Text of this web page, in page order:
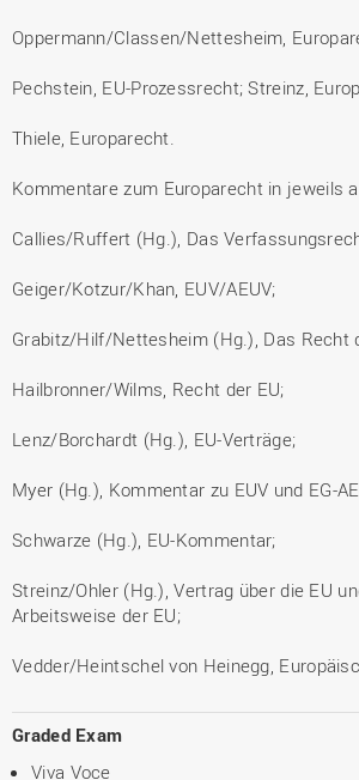
Oppermann/Classen/Nettesheim,
Pechstein, EU-Prozessrecht; Streinz,
Thiele, Europarecht.
Kommentare zum Europarecht in jeweils
Callies/Ruffert (Hg.), Das
Geiger/Kotzur/Khan, EUV/AEUV;
Grabitz/Hilf/Nettesheim (Hg.), Das Recht
Hailbronner/Wilms, Recht der EU;
Lenz/Borchardt (Hg.), EU-Verträge;
Myer (Hg.), Kommentar zu EUV und EG-
Schwarze (Hg.), EU-Kommentar;
Streinz/Ohler (Hg.), Vertrag über die EU
Arbeitsweise der EU;
Vedder/Heintschel von Heinegg,
Graded Exam
Viva Voce